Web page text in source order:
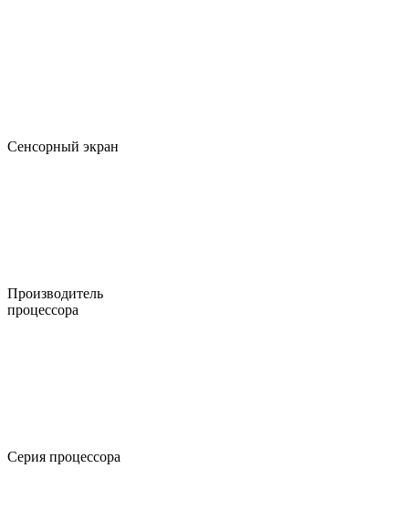
Сенсорный экран
Производитель
процессора
Серия процессора